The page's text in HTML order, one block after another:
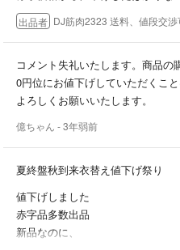
FR2
NIKE
adidas
LYFT
CRONOS
MONCLER
darcsport
under armour
project Rock
THE NORTH FACE
SY32
また発送中のトラブルも保証でき
予め状態など気になるようでした
常識を超えた誰が見ても明らかな
いただきますので、その際は運営
で、予め確認の上ご購入下さい！
ぬいぐるみや服類などはなるべく
圧縮などが嫌な方は事前に交渉し
丁寧に袋に入れたり、二重にして
出品者 DJ筋肉2323 送料、値段交渉
コメント失礼いたします。商品
0円位にお値下げしていただくこ
よろしくお願いいたします。
億ちゃん - 3年弱前
夏終盤秋到来衣替え値下げ祭り
値下げしました
赤字品多数出品
新品なのに、